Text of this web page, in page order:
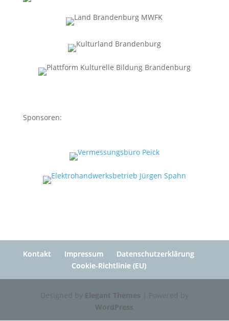
Sponsoren:
Kontakt Impressum
Datenschutzerklärung
Cookie-Richtlinie (EU)
Designed by Elegant Themes | Powered by
WordPress